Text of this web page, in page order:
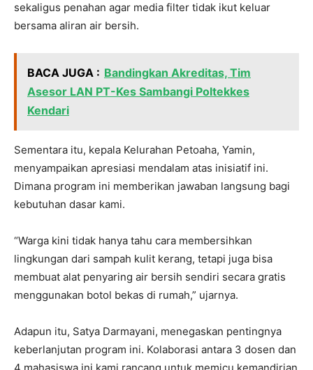
sekaligus penahan agar media filter tidak ikut keluar
bersama aliran air bersih.
BACA JUGA : Bandingkan Akreditas, Tim
Asesor LAN PT-Kes Sambangi Poltekkes
Kendari
Sementara itu, kepala Kelurahan Petoaha, Yamin,
menyampaikan apresiasi mendalam atas inisiatif ini.
Dimana program ini memberikan jawaban langsung bagi
kebutuhan dasar kami.
“Warga kini tidak hanya tahu cara membersihkan
lingkungan dari sampah kulit kerang, tetapi juga bisa
membuat alat penyaring air bersih sendiri secara gratis
menggunakan botol bekas di rumah,” ujarnya.
Adapun itu, Satya Darmayani, menegaskan pentingnya
keberlanjutan program ini. Kolaborasi antara 3 dosen dan